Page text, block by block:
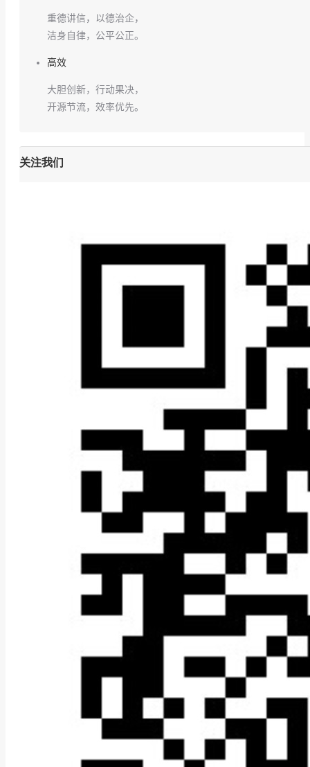
重德讲信，以德治企，
洁身自律，公平公正。
高效
大胆创新，行动果决，
开源节流，效率优先。
关注我们